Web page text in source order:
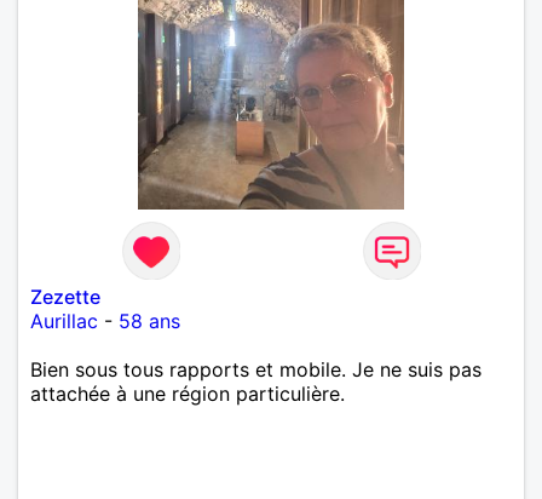
Zezette
Aurillac - 58 ans
Bien sous tous rapports et mobile. Je ne suis pas
attachée à une région particulière.